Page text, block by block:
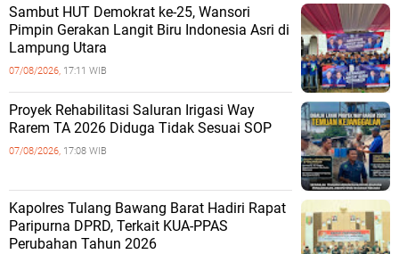
Sambut HUT Demokrat ke-25, Wansori
Pimpin Gerakan Langit Biru Indonesia Asri di
Lampung Utara
07/08/2026, 17:11 WIB
Proyek Rehabilitasi Saluran Irigasi Way
Rarem TA 2026 Diduga Tidak Sesuai SOP
07/08/2026, 17:08 WIB
Kapolres Tulang Bawang Barat Hadiri Rapat
Paripurna DPRD, Terkait KUA-PPAS
Perubahan Tahun 2026